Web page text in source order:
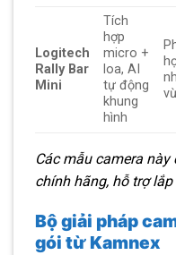
Logitech
Rally Bar
Mini
Tích
hợp
micro +
loa, AI
tự động
khung
hình
Các mẫu camera
chính hãng, hỗ trợ
Bộ giải pháp
gói từ Kamnex